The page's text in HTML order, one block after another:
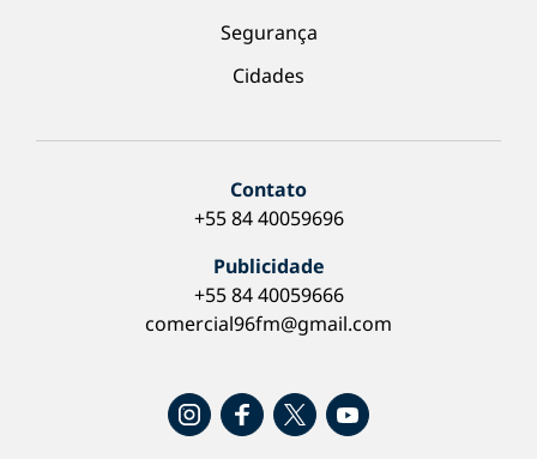
Segurança
Cidades
Contato
+55 84 40059696
Publicidade
+55 84 40059666
comercial96fm@gmail.com